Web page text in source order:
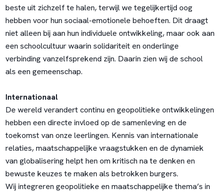
beste uit zichzelf te halen, terwijl we tegelijkertijd oog
hebben voor hun sociaal-emotionele behoeften. Dit draagt
niet alleen bij aan hun individuele ontwikkeling, maar ook aan
een schoolcultuur waarin solidariteit en onderlinge
verbinding vanzelfsprekend zijn. Daarin zien wij de school
als een gemeenschap.
Internationaal
De wereld verandert continu en geopolitieke ontwikkelingen
hebben een directe invloed op de samenleving en de
toekomst van onze leerlingen. Kennis van internationale
relaties, maatschappelijke vraagstukken en de dynamiek
van globalisering helpt hen om kritisch na te denken en
bewuste keuzes te maken als betrokken burgers.
Wij integreren geopolitieke en maatschappelijke thema’s in